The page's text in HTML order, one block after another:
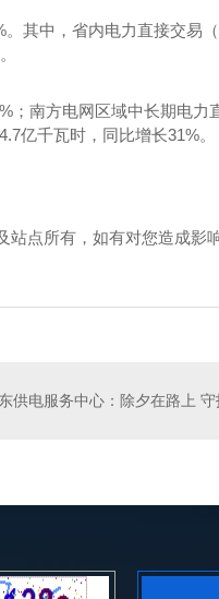
其中，省内电力直接交易
；南方电网区域中长期电力
亿千瓦时，同比增长31%。
站点所有，如有对您造成影